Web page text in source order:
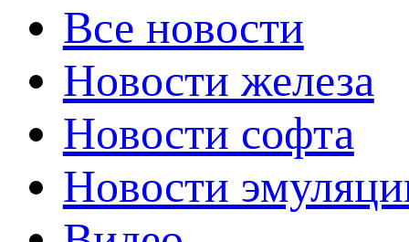
Все новости
Новости железа
Новости софта
Новости